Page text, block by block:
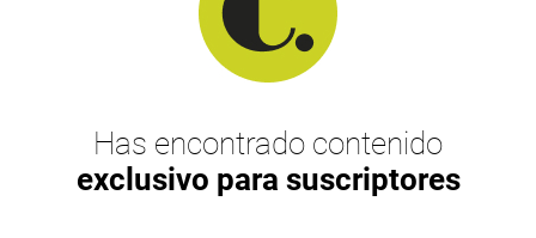
Has encontrado contenido
exclusivo para suscriptores